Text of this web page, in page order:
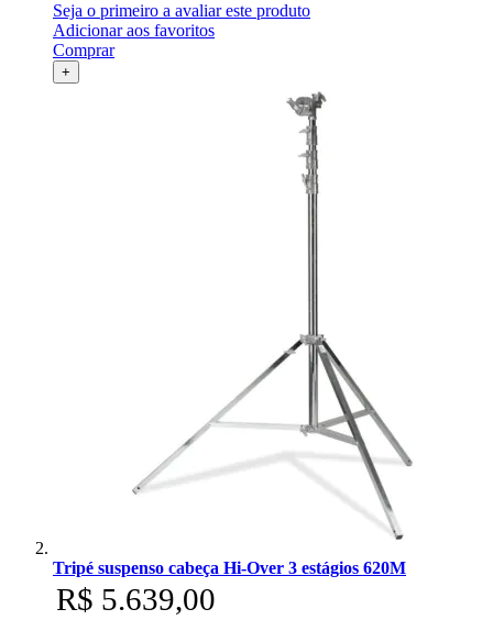
Zhiyun
ZIFON
Seja o primeiro a avaliar este produto
Adicionar aos favoritos
Comprar
+
Tripé suspenso cabeça Hi-Over 3 estágios 620M
R$ 5.639,00